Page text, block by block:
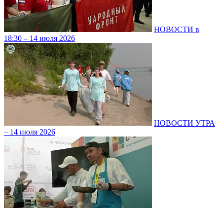
НОВОСТИ в
18:30 – 14 июля 2026
НОВОСТИ УТРА
– 14 июля 2026